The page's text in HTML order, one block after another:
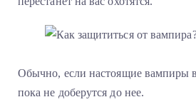
Обычно, если настоящие вампиры
пока не доберутся до нее.